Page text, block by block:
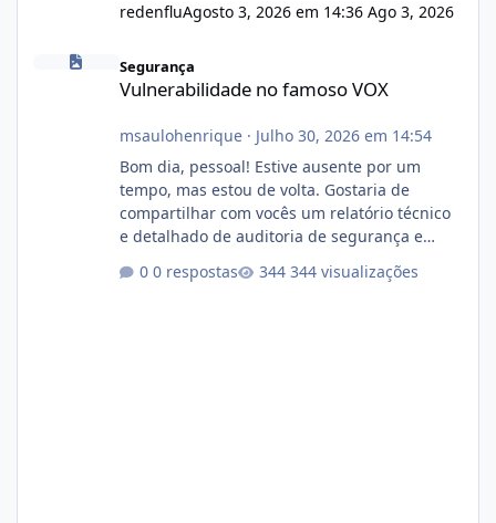
redenfluAgosto 3, 2026 em 14:36 Ago 3, 2026
Vulnerabilidade no famoso VOX
Segurança
Vulnerabilidade no famoso VOX
msaulohenrique· Julho 30, 2026 em 14:54
Bom dia, pessoal! Estive ausente por um
tempo, mas estou de volta. Gostaria de
compartilhar com vocês um relatório técnico
e detalhado de auditoria de segurança e
atualmente em circulação e comercialização
0 respostas 344 visualizações